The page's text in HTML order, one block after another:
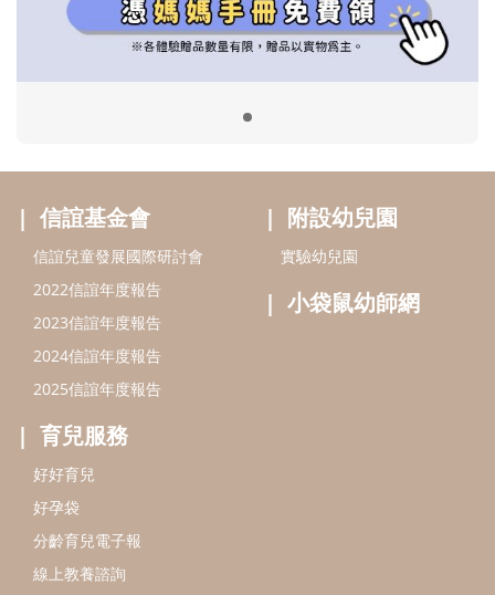
2022信誼年度報告
2023信誼年度報告
2024信誼年度報告
好孕袋
分齡育兒電子報
線上教養諮詢
小袋鼠幼師網
出版服務
信誼基金出版社
閱讀推廣
Bookstart閱讀起步走
信誼幼兒文學獎
信誼兒童動畫獎
小袋鼠說故事劇團